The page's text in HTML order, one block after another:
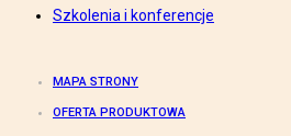
Szkolenia i konferencje
MAPA STRONY
OFERTA PRODUKTOWA